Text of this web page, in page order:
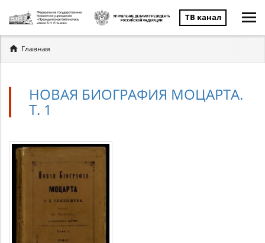
ТВ канал
Вы
здесь
Главная
НОВАЯ БИОГРАФИЯ МОЦАРТА.
Т. 1